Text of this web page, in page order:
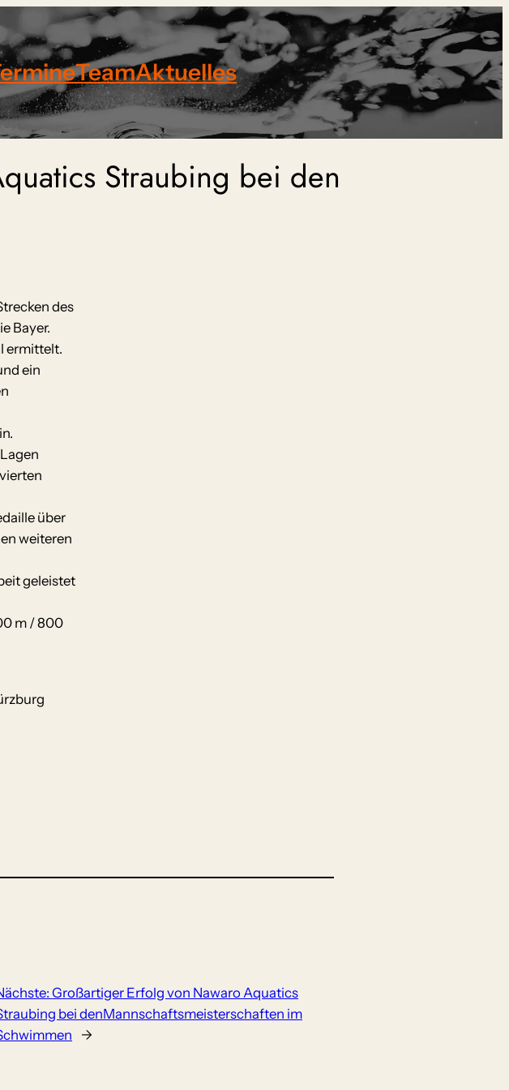
TeamAktuelles
Straubing bei den
des
Bayer.
ermittelt.
ein
über
weiteren
geleistet
m / 800
Großartiger Erfolg von Nawaro Aquatics
bei denMannschaftsmeisterschaften im
→